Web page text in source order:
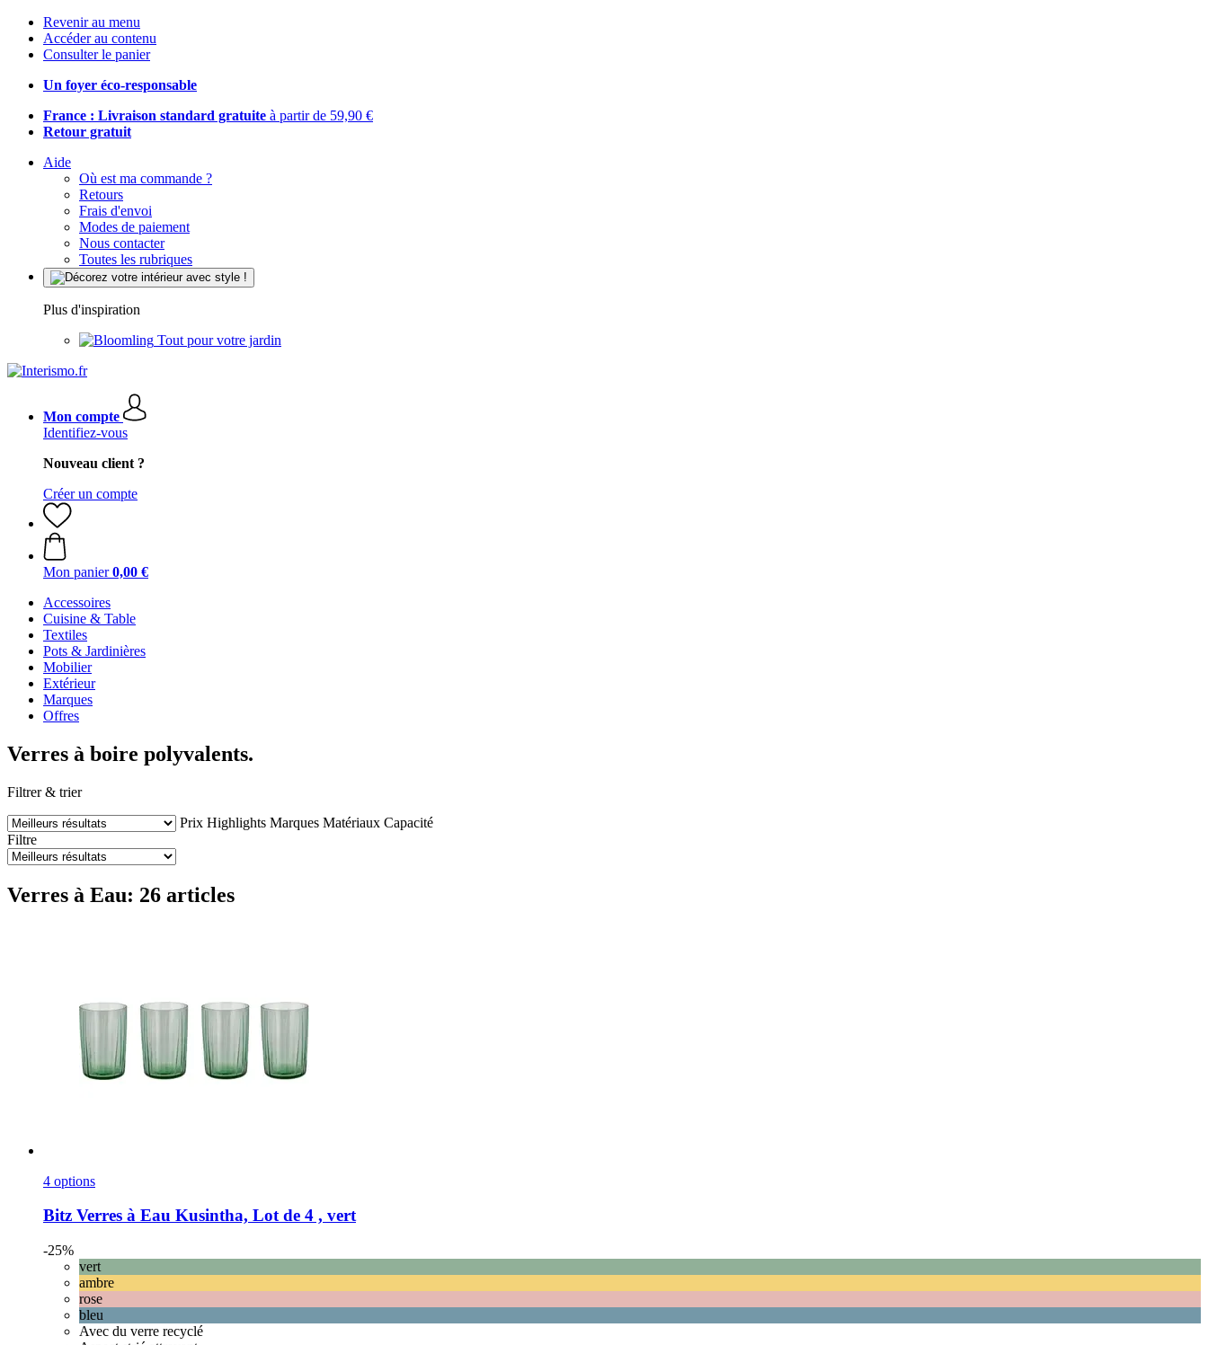
Revenir au menu
Accéder au contenu
Consulter le panier
Un foyer éco-responsable
France : Livraison standard gratuite à partir de 59,90 €
Retour gratuit
Aide
Où est ma commande ?
Retours
Frais d'envoi
Modes de paiement
Nous contacter
Toutes les rubriques
Plus d'inspiration
Tout pour votre jardin
Mon compte
Identifiez-vous
Nouveau client ?
Créer un compte
Mon panier 0,00 €
Accessoires
Cuisine & Table
Textiles
Pots & Jardinières
Mobilier
Extérieur
Marques
Offres
Verres à boire polyvalents.
Filtrer & trier
Prix Highlights Marques Matériaux Capacité
Filtre
Verres à Eau: 26 articles
4 options
Bitz Verres à Eau Kusintha, Lot de 4 , vert
-25%
vert
ambre
rose
bleu
Avec du verre recyclé